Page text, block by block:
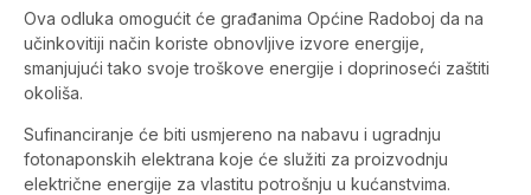
Ova odluka omogućit će građanima Općine Radoboj da na
učinkovitiji način koriste obnovljive izvore energije,
smanjujući tako svoje troškove energije i doprinoseći zaštiti
okoliša.
Sufinanciranje će biti usmjereno na nabavu i ugradnju
fotonaponskih elektrana koje će služiti za proizvodnju
električne energije za vlastitu potrošnju u kućanstvima.